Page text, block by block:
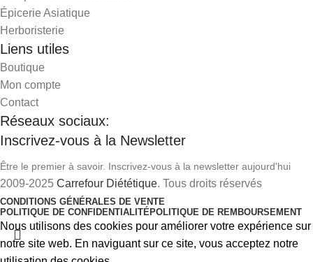
Épicerie Asiatique
Herboristerie
Liens utiles
Boutique
Mon compte
Contact
Réseaux sociaux:
Inscrivez-vous à la Newsletter
Être le premier à savoir. Inscrivez-vous à la newsletter aujourd'hui
2009-2025 Carrefour Diététique. Tous droits réservés
CONDITIONS GÉNÉRALES DE VENTE
POLITIQUE DE CONFIDENTIALITÉ POLITIQUE DE REMBOURSEMENT
Nous utilisons des cookies pour améliorer votre expérience sur
notre site web. En naviguant sur ce site, vous acceptez notre